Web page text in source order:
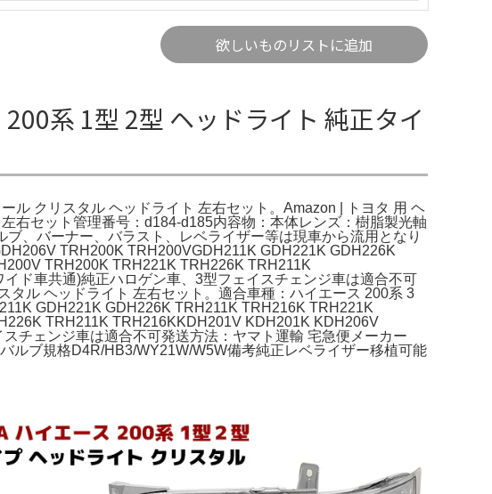
欲しいものリストに追加
系 1型 2型 ヘッドライト 純正タイ
ル クリスタル ヘッドライト 左右セット。Amazon | トヨタ 用 ヘ
右セット管理番号：d184-d185内容物：本体レンズ：樹脂製光軸
、バーナー、バラスト、レベライザー等は現車から流用となり
TRH200K TRH200VGDH211K GDH221K GDH226K
TRH200K TRH221K TRH226K TRH211K
ド車共通)純正ハロゲン車、3型フェイスチェンジ車は適合不可
ル ヘッドライト 左右セット。適合車種：ハイエース 200系 3
GDH221K GDH226K TRH211K TRH216K TRH221K
TRH211K TRH216KKDH201V KDH201K KDH206V
チェンジ車は適合不可発送方法：ヤマト運輸 宅急便メーカー
ルブ規格D4R/HB3/WY21W/W5W備考純正レベライザー移植可能